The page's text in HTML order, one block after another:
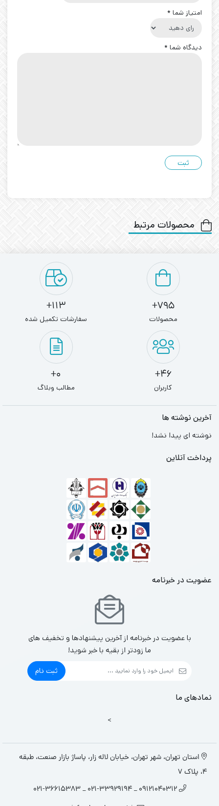
امتیاز شما *
دیدگاه شما *
محصولات مرتبط
795+
محصولات
113+
سفارشات تکمیل شده
46+
کاربران
0+
مطالب وبلاگ
آخرین نوشته ها
نوشته ای پیدا نشد!
پرداخت آنلاین
عضویت در خبرنامه
با عضویت در خبرنامه از آخرین پیشنهادها و تخفیف های
ما زودتر از بقیه با خبر شوید!
ثبت نام
نمادهای ما
>
استان تهران، شهر تهران، خیابان لاله زار، پاساژ بازار صنعت، طبقه
4، پلاک 7
09121040312 _ 021-33929194 _ 021-36615383